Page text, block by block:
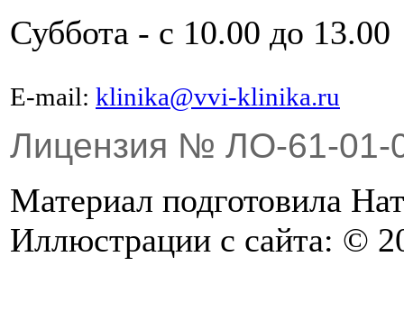
Суббота - с 10.00 до 13.00
Е-mail: klinika@vvi-klinika.ru
Лицензия № ЛО-61-01-
Материал подготовила
Иллюстрации с сайта: ©